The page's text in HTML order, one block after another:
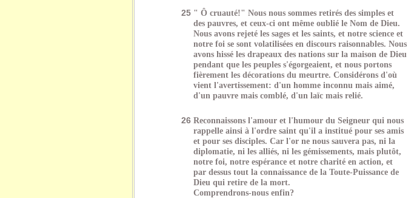
25 " Ô cruauté!" Nous nous sommes retirés des simples et
des pauvres, et ceux-ci ont même oublié le Nom de Dieu.
Nous avons rejeté les sages et les saints, et notre science et
notre foi se sont volatilisées en discours raisonnables. Nous
avons hissé les drapeaux des nations sur la maison de Dieu
pendant que les peuples s'égorgeaient, et nous portons
fièrement les décorations du meurtre. Considérons d'où
vient l'avertissement: d'un homme inconnu mais aimé,
d'un pauvre mais comblé, d'un laïc mais relié.
26 Reconnaissons l'amour et l'humour du Seigneur qui nous
rappelle ainsi à l'ordre saint qu'il a institué pour ses amis
et pour ses disciples. Car l'or ne nous sauvera pas, ni la
diplomatie, ni les alliés, ni les gémissements, mais plutôt,
notre foi, notre espérance et notre charité en action, et
par dessus tout la connaissance de la Toute-Puissance de
Dieu qui retire de la mort.
Comprendrons-nous enfin?